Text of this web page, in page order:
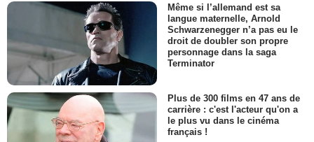
Même si l’allemand est sa
langue maternelle, Arnold
Schwarzenegger n’a pas eu le
droit de doubler son propre
personnage dans la saga
Terminator
Plus de 300 films en 47 ans de
carrière : c'est l'acteur qu'on a
le plus vu dans le cinéma
français !